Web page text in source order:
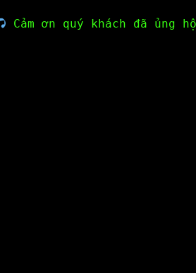
Cảm ơn quý khách đã ủng